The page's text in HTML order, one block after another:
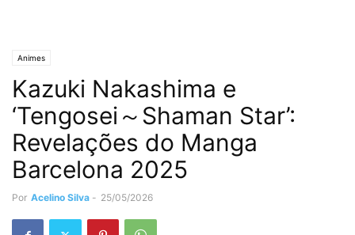
Animes
Kazuki Nakashima e
‘Tengosei～Shaman Star’:
Revelações do Manga
Barcelona 2025
Por Acelino Silva - 25/05/2026